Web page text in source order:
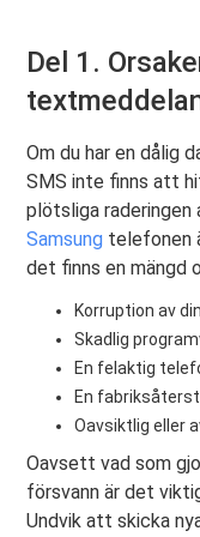
Del 1.
Om du har en dålig
SMS inte finns att
plötsliga raderingen
Samsung telefonen
det finns en mängd
Korruption av
Skadlig
En felaktig
En
Oavsiktlig eller
Oavsett vad som
försvann är det
Undvik att skicka